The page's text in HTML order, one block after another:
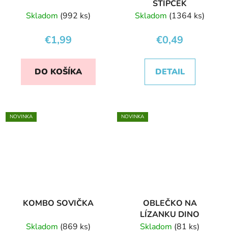
Skladom (992 ks)
€1,99
DO KOŠÍKA
ŠTIPČEK
Skladom (1364 ks)
€0,49
DETAIL
NOVINKA
KOMBO SOVIČKA
Skladom (869 ks)
NOVINKA
OBLEČKO NA
LÍZANKU DINO
Skladom (81 ks)